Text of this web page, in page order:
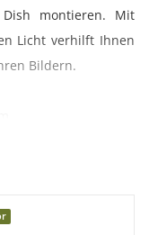
montieren. Mit
Licht verhilft Ihnen
Bildern.